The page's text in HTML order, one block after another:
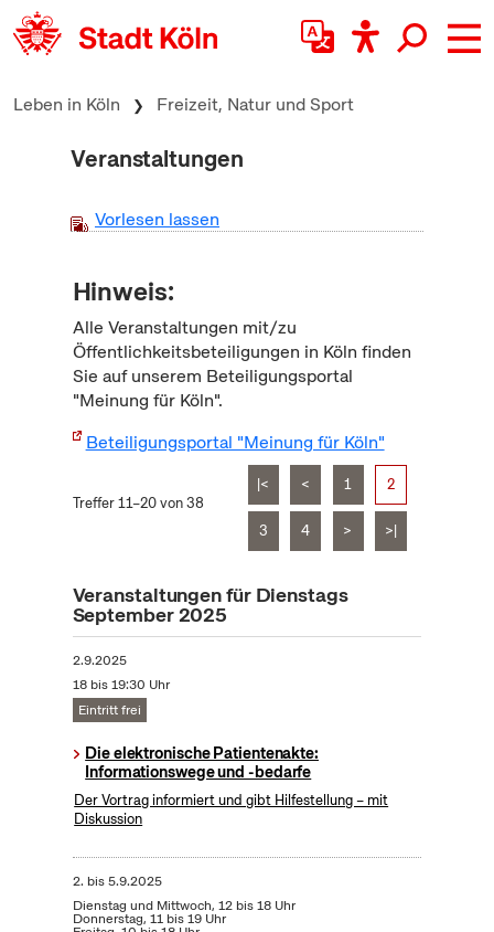
zum Inhalt springen
Leben in Köln Freizeit, Natur und Sport
Veranstaltungen
Vorlesen lassen
Hinweis:
Alle Veranstaltungen mit/zu
Öffentlichkeitsbeteiligungen in Köln finden
Sie auf unserem Beteiligungsportal
"Meinung für Köln".
Beteiligungsportal "Meinung für Köln"
Treffer 11–20 von 38
|< < 1 2
3 4 > >|
Veranstaltungen für Dienstags
September 2025
2.9.2025
18 bis 19:30 Uhr
Eintritt frei
Die elektronische Patientenakte:
Informationswege und -bedarfe
Der Vortrag informiert und gibt Hilfestellung – mit
Diskussion
2. bis5.9.2025
Dienstag und Mittwoch, 12 bis 18 Uhr
Donnerstag, 11 bis 19 Uhr